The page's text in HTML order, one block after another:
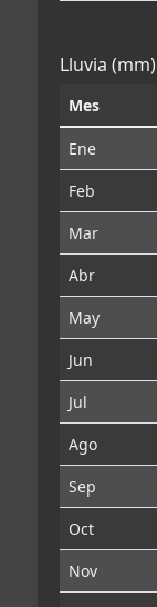
Lluvia (mm)
Mes
Ene
Feb
Mar
Abr
May
Jun
Jul
Ago
Sep
Oct
Nov